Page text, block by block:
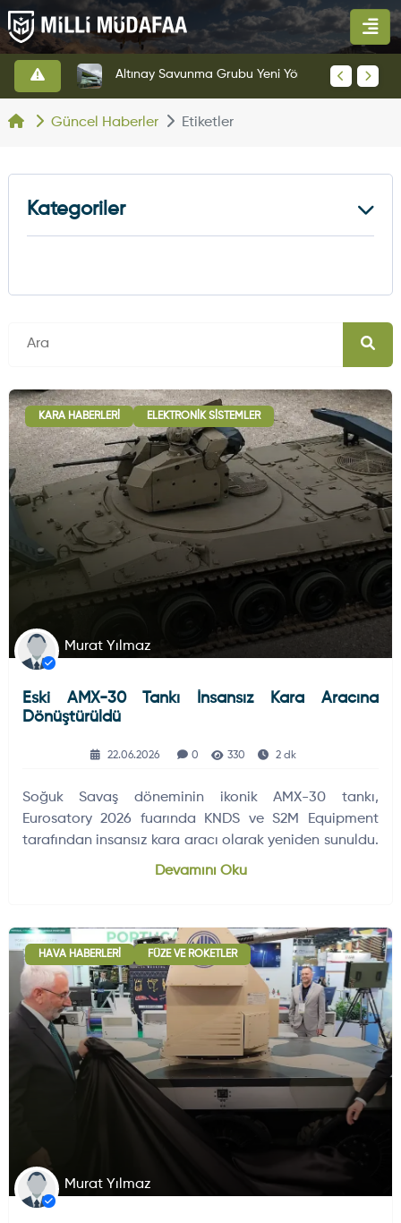
Altınay Savunma Grubu Yeni Yönetim Yapısına Geçti
Güncel Haberler Etiketler
KARA HABERLERI ELEKTRONIK SISTEMLER
Murat Yılmaz
Eski AMX-30 Tankı İnsansız Kara Aracına
Dönüştürüldü
22.06.2026 0 330 2 dk
Soğuk Savaş döneminin ikonik AMX-30 tankı,
Eurosatory 2026 fuarında KNDS ve S2M Equipment
tarafından insansız kara aracı olarak yeniden sunuldu.
Devamını Oku
HAVA HABERLERI FÜZE VE ROKETLER
Murat Yılmaz
Kategoriler
Deniz Haberleri 223
Uydu ve Uzay Haberi 44
231
Füze ve Roketler 226
Dünyadan Gelişmeler